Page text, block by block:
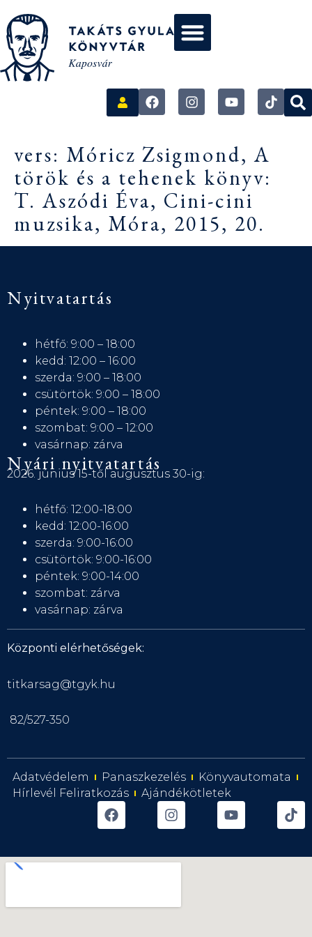
vers: Móricz Zsigmond, A
török és a tehenek könyv:
T. Aszódi Éva, Cini-cini
muzsika, Móra, 2015, 20.
Nyitvatartás
hétfő: 9:00 – 18:00
kedd: 12:00 – 16:00
szerda: 9:00 – 18:00
csütörtök: 9:00 – 18:00
péntek: 9:00 – 18:00
szombat: 9:00 – 12:00
vasárnap: zárva
Nyári nyitvatartás
2026. június 15-től augusztus 30-ig:
hétfő: 12:00-18:00
kedd: 12:00-16:00
szerda: 9:00-16:00
csütörtök: 9:00-16:00
péntek: 9:00-14:00
szombat: zárva
vasárnap: zárva
Központi elérhetőségek:
titkarsag@tgyk.hu
82/527-350
Adatvédelem Panaszkezelés
Könyvautomata
Hírlevél Feliratkozás
Ajándékötletek